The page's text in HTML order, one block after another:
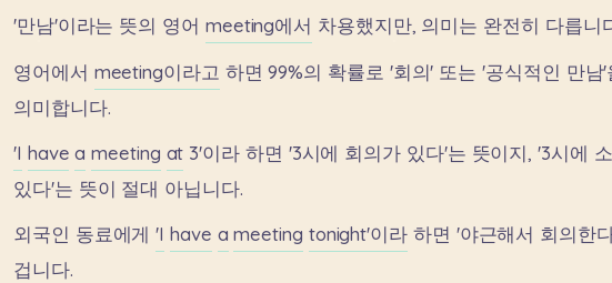
'만남'이라는 뜻의 영어 meeting에서 차용했지만, 의미는 완전히 다릅니
영어에서 meeting이라고 하면 99%의 확률로 '회의' 또는 '공식적인 만남'
의미합니다.
'I have a meeting at 3'이라 하면 '3시에 회의가 있다'는 뜻이지, '3시에
있다'는 뜻이 절대 아닙니다.
외국인 동료에게 'I have a meeting tonight'이라 하면 '야근해서 회의한
겁니다.